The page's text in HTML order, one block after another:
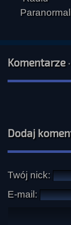
Komentarze·
Dodaj
Twój nick:
E-mail: